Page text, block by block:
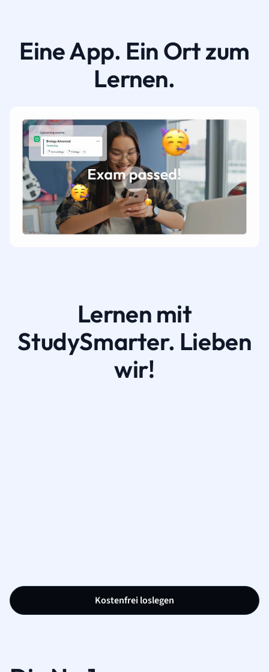
Eine App. Ein Ort zum
Lernen.
Lernen mit
StudySmarter. Lieben
wir!
Kostenfrei loslegen